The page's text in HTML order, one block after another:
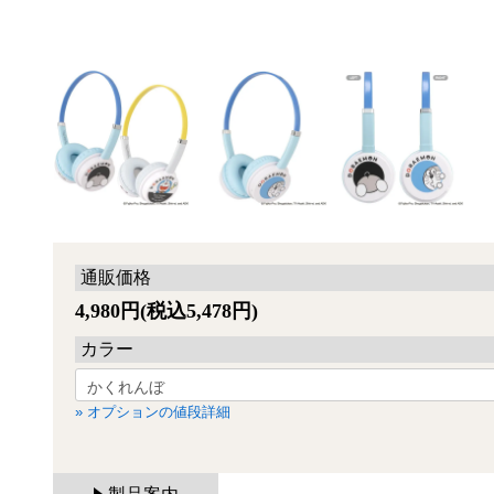
通販価格
4,980円(税込5,478円)
カラー
» オプションの値段詳細